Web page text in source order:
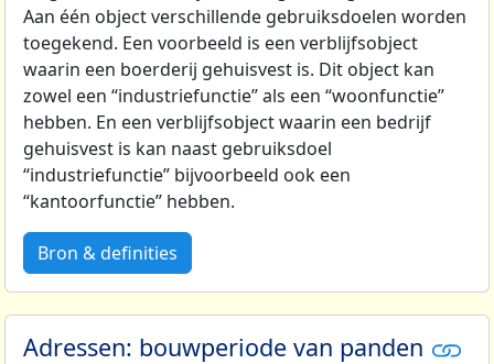
Aan één object verschillende gebruiksdoelen worden
toegekend. Een voorbeeld is een verblijfsobject
waarin een boerderij gehuisvest is. Dit object kan
zowel een “industriefunctie” als een “woonfunctie”
hebben. En een verblijfsobject waarin een bedrijf
gehuisvest is kan naast gebruiksdoel
“industriefunctie” bijvoorbeeld ook een
“kantoorfunctie” hebben.
Bron & definities
Adressen: bouwperiode van panden